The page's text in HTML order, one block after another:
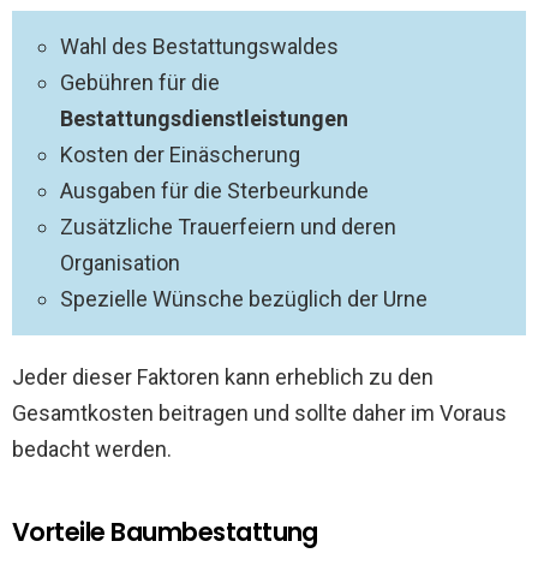
Wahl des Bestattungswaldes
Gebühren für die
Bestattungsdienstleistungen
Kosten der Einäscherung
Ausgaben für die Sterbeurkunde
Zusätzliche Trauerfeiern und deren
Organisation
Spezielle Wünsche bezüglich der Urne
Jeder dieser Faktoren kann erheblich zu den
Gesamtkosten beitragen und sollte daher im Voraus
bedacht werden.
Vorteile Baumbestattung